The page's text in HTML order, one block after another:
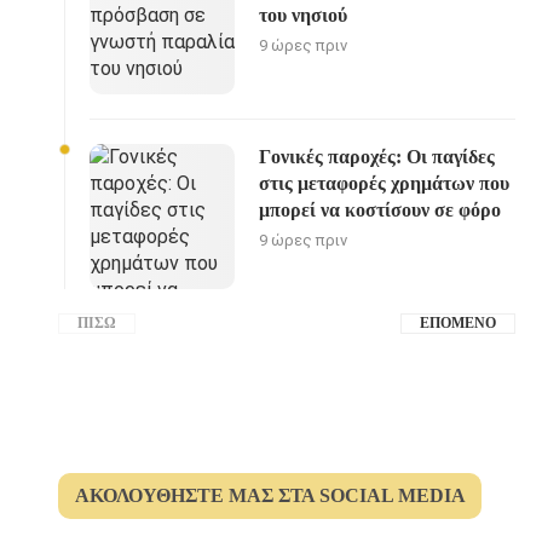
του νησιού
9 ώρες πριν
Γονικές παροχές: Οι παγίδες
στις μεταφορές χρημάτων που
μπορεί να κοστίσουν σε φόρο
9 ώρες πριν
ΠΊΣΩ ΕΠΌΜΕΝΟ
ΑΚΟΛΟΥΘΉΣΤΕ ΜΑΣ ΣΤΑ SOCIAL MEDIA